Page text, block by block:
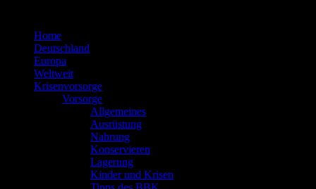
springenHome
Deutschland
Europa
Weltweit
Krisenvorsorge
Vorsorge
Allgemeines
Ausrüstung
Nahrung
Konservieren
Lagerung
Kinder und Krisen